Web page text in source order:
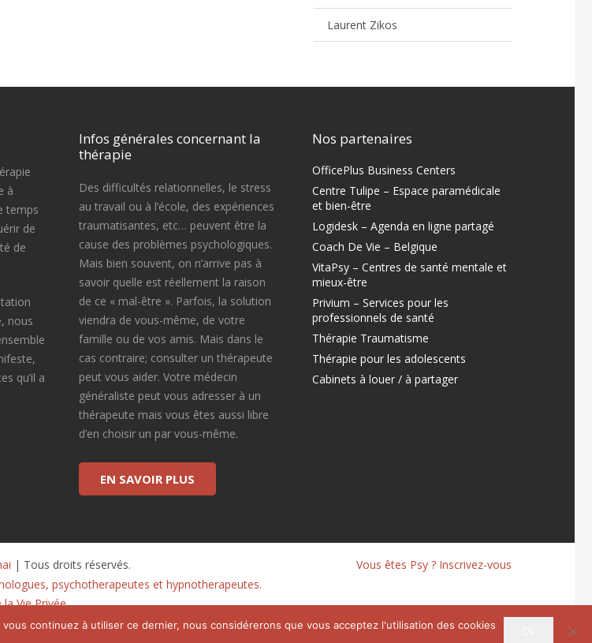
Laurent Zikos
à
temps
de
de
nous
qu’il a
Infos générales concernant la
thérapie
Des difficultés relationnelles, le stress
au travail ou à l’école, des expériences
traumatisantes, etc… peuvent être la
cause des problèmes psychologiques.
Mais bien souvent, on n’arrive pas à
savoir quelle est réellement la raison
de ce « mal-être ». Parfois, la solution
viendra de vous-même, de votre
famille ou de vos amis. Mais dans le
cas contraire; consulter un thérapeute
peut vous aider. Votre médecin
généraliste peut vous adresser à un
thérapeute mais vous êtes aussi libre
d’en choisir un par vous-même.
EN SAVOIR PLUS
Nos partenaires
OfficePlus Business Centers
Centre Tulipe – Espace paramédicale
et bien-être
Logidesk – Agenda en ligne partagé
Coach De Vie – Belgique
VitaPsy – Centres de santé mentale et
mieux-être
Privium – Services pour les
professionnels de santé
Thérapie Traumatisme
Thérapie pour les adolescents
Cabinets à louer / à partager
| Tous droits réservés.
psychotherapeutes et hypnotherapeutes.
Vie Privée
Vous êtes Psy ? Inscrivez-vous
continuez à utiliser ce dernier, nous considérerons que vous acceptez l'utilisation des cookies